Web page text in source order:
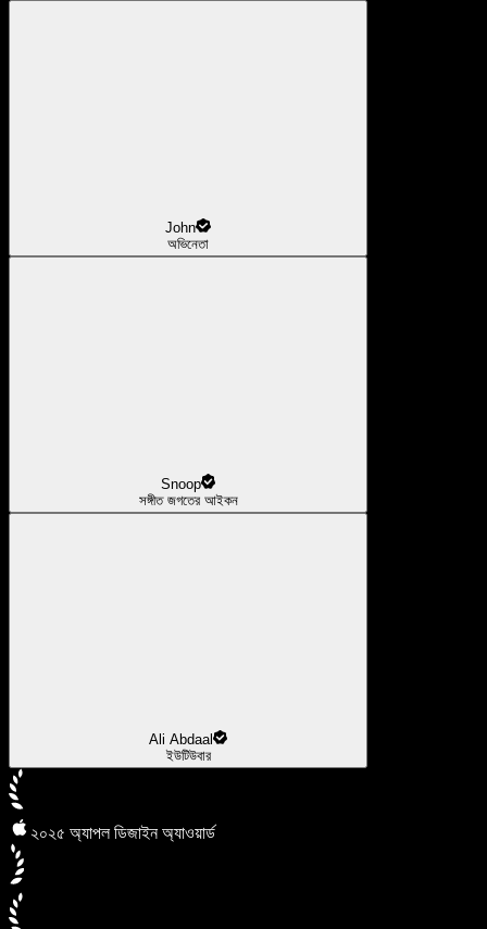
John
অভিনেতা
Snoop
সঙ্গীত জগতের আইকন
Ali Abdaal
ইউটিউবার
২০২৫ অ্যাপল ডিজাইন অ্যাওয়ার্ড